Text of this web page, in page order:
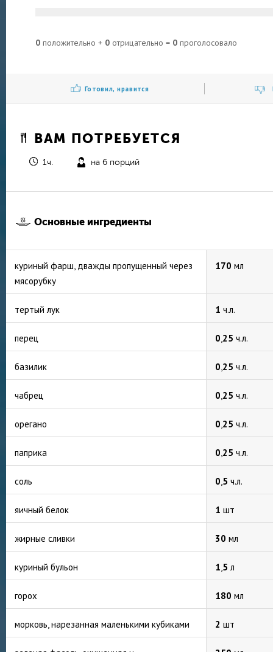
0 положительно + 0 отрицательно = 0 проголосовало
Готовил, нравится
ВАМ ПОТРЕБУЕТСЯ
1ч. на 6 порций
Основные ингредиенты
куриный фарш, дважды пропущенный через
мясорубку
170 мл
тертый лук 1 ч.л.
перец 0,25 ч.л.
базилик 0,25 ч.л.
чабрец 0,25 ч.л.
орегано 0,25 ч.л.
паприка 0,25 ч.л.
соль 0,5 ч.л.
яичный белок 1 шт
жирные сливки 30 мл
куриный бульон 1,5 л
горох 180 мл
морковь, нарезанная маленькими кубиками 2 шт